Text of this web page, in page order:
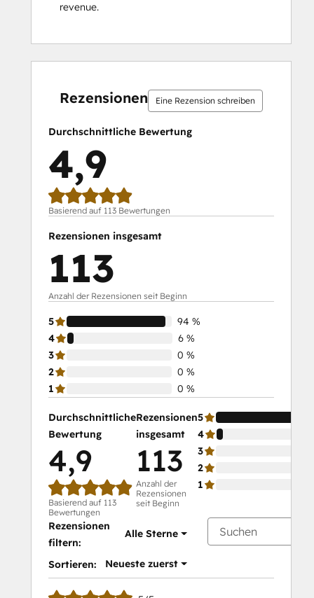
revenue.
Rezensionen Eine Rezension schreiben
Durchschnittliche Bewertung
4,9
Basierend auf 113 Bewertungen
Rezensionen insgesamt
113
Anzahl der Rezensionen seit Beginn
5
94 %
4
6 %
3
0 %
2
0 %
1
0 %
Durchschnittliche
Bewertung
4,9
Basierend auf 113
Bewertungen
Rezensionen
insgesamt
113
Anzahl der
Rezensionen
seit Beginn
5
4
3
2
1
Rezensionen
filtern:
Alle Sterne
Sortieren: Neueste zuerst